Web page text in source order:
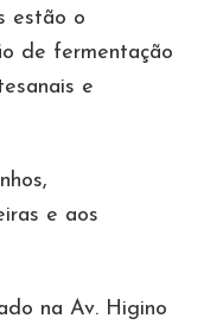
estão o
de fermentação
e
e aos
na Av. Higino